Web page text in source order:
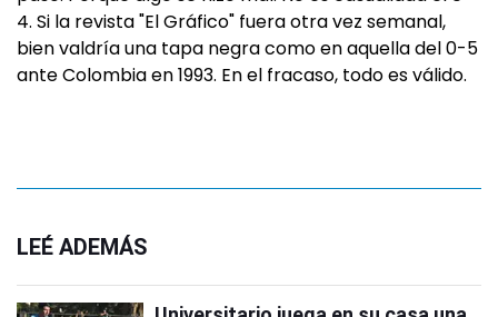
4. Si la revista "El Gráfico" fuera otra vez semanal,
bien valdría una tapa negra como en aquella del 0-5
ante Colombia en 1993. En el fracaso, todo es válido.
LEÉ ADEMÁS